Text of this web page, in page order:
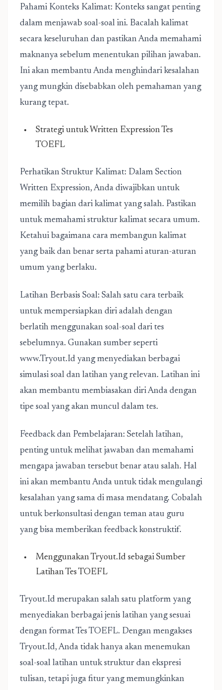
Pahami Konteks Kalimat: Konteks sangat penting
dalam menjawab soal-soal ini. Bacalah kalimat
secara keseluruhan dan pastikan Anda memahami
maknanya sebelum menentukan pilihan jawaban.
Ini akan membantu Anda menghindari kesalahan
yang mungkin disebabkan oleh pemahaman yang
kurang tepat.
Strategi untuk Written Expression Tes
TOEFL
Perhatikan Struktur Kalimat: Dalam Section
Written Expression, Anda diwajibkan untuk
memilih bagian dari kalimat yang salah. Pastikan
untuk memahami struktur kalimat secara umum.
Ketahui bagaimana cara membangun kalimat
yang baik dan benar serta pahami aturan-aturan
umum yang berlaku.
Latihan Berbasis Soal: Salah satu cara terbaik
untuk mempersiapkan diri adalah dengan
berlatih menggunakan soal-soal dari tes
sebelumnya. Gunakan sumber seperti
www.Tryout.Id yang menyediakan berbagai
simulasi soal dan latihan yang relevan. Latihan ini
akan membantu membiasakan diri Anda dengan
tipe soal yang akan muncul dalam tes.
Feedback dan Pembelajaran: Setelah latihan,
penting untuk melihat jawaban dan memahami
mengapa jawaban tersebut benar atau salah. Hal
ini akan membantu Anda untuk tidak mengulangi
kesalahan yang sama di masa mendatang. Cobalah
untuk berkonsultasi dengan teman atau guru
yang bisa memberikan feedback konstruktif.
Menggunakan Tryout.Id sebagai Sumber
Latihan Tes TOEFL
Tryout.Id merupakan salah satu platform yang
menyediakan berbagai jenis latihan yang sesuai
dengan format Tes TOEFL. Dengan mengakses
Tryout.Id, Anda tidak hanya akan menemukan
soal-soal latihan untuk struktur dan ekspresi
tulisan, tetapi juga fitur yang memungkinkan